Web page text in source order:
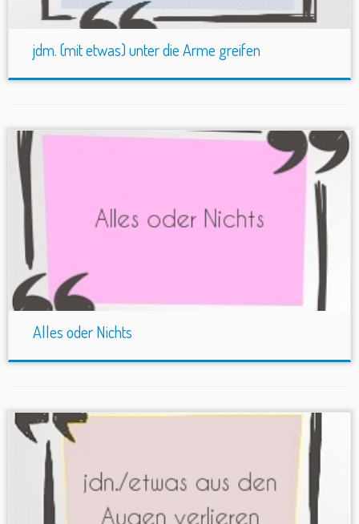
jdm. (mit etwas) unter die Arme greifen
Alles oder Nichts